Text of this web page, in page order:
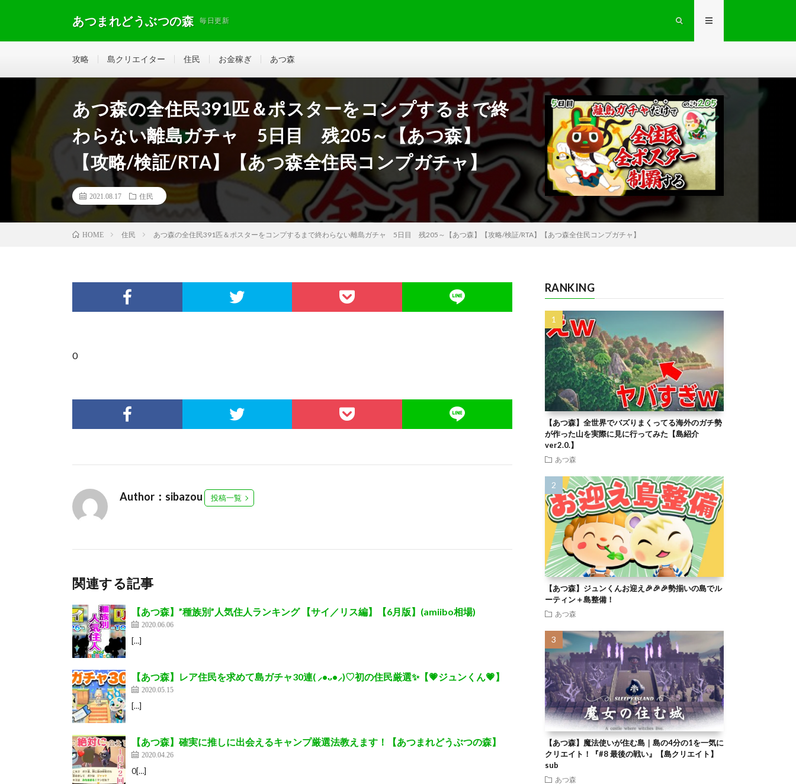
あつまれどうぶつの森 毎日更新
攻略 島クリエイター 住民 お金稼ぎ あつ森
あつ森の全住民391匹＆ポスターをコンプするまで終
わらない離島ガチャ 5日目 残205～【あつ森】
【攻略/検証/RTA】【あつ森全住民コンプガチャ】
2021.08.17 住民
HOME 住民 あつ森の全住民391匹＆ポスターをコンプするまで終わらない離島ガチャ 5日目 残205～【あつ森】【攻略/検証/RTA】【あつ森全住民コンプガチャ】
0
Author：sibazou 投稿一覧
関連する記事
【あつ森】”種族別”人気住人ランキング 【サイ／リス編】【6月版】(amiibo相場)
2020.06.06
[…]
【あつ森】レア住民を求めて島ガチャ30連( ⸝•ᴗ•⸝)♡初の住民厳選✨【💗ジュンくん💗】
2020.05.15
[…]
【あつ森】確実に推しに出会えるキャンプ厳選法教えます！【あつまれどうぶつの森】
2020.04.26
0[…]
RANKING
【あつ森】全世界でバズりまくってる海外のガチ勢
が作った山を実際に見に行ってみた【島紹介
ver2.0.】
あつ森
【あつ森】ジュンくんお迎え🎉🎉🎉勢揃いの島でル
ーティン＋島整備！
あつ森
【あつ森】魔法使いが住む島｜島の4分の1を一気に
クリエイト！『#8 最後の戦い』【島クリエイト】
sub
あつ森